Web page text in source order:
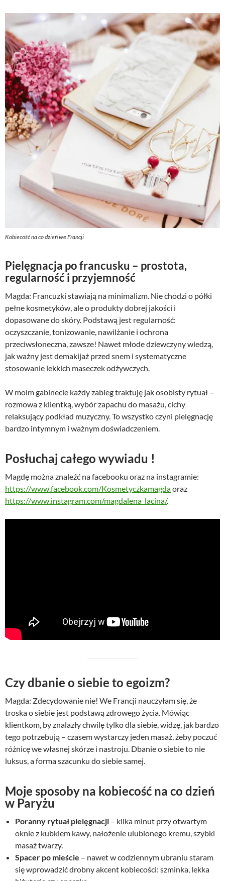
Kobiecość na co dzień we Francji
Pielęgnacja po francusku – prostota,
regularność i przyjemność
Magda: Francuzki stawiają na minimalizm. Nie chodzi o półki
pełne kosmetyków, ale o produkty dobrej jakości i
dopasowane do skóry. Podstawą jest regularność:
oczyszczanie, tonizowanie, nawilżanie i ochrona
przeciwsłoneczna, zawsze! Nawet młode dziewczyny wiedzą,
jak ważny jest demakijaż przed snem i systematyczne
stosowanie lekkich maseczek odżywczych.
W moim gabinecie każdy zabieg traktuję jak osobisty rytuał –
rozmowa z klientką, wybór zapachu do masażu, cichy
relaksujący podkład muzyczny. To wszystko czyni pielęgnację
bardzo intymnym i ważnym doświadczeniem.
Posłuchaj całego wywiadu !
Magdę można znaleźć na facebooku oraz na instagramie:
https://www.facebook.com/Kosmetyczkamagdaoraz
https://www.instagram.com/magdalena_lacina/.
Czy dbanie o siebie to egoizm?
Magda: Zdecydowanie nie! We Francji nauczyłam się, że
troska o siebie jest podstawą zdrowego życia. Mówiąc
klientkom, by znalazły chwilę tylko dla siebie, widzę, jak bardzo
tego potrzebują – czasem wystarczy jeden masaż, żeby poczuć
różnicę we własnej skórze i nastroju. Dbanie o siebie to nie
luksus, a forma szacunku do siebie samej.
Moje sposoby na kobiecość na co dzień
w Paryżu
Poranny rytuał pielęgnacji – kilka minut przy otwartym
oknie z kubkiem kawy, nałożenie ulubionego kremu, szybki
masaż twarzy.
Spacer po mieście – nawet w codziennym ubraniu staram
się wprowadzić drobny akcent kobiecości: szminka, lekka